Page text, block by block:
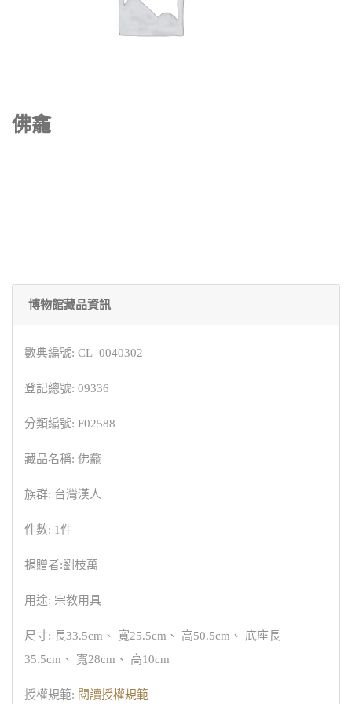
佛龕
博物館藏品資訊
數典編號: CL_0040302
登記總號: 09336
分類編號: F02588
藏品名稱: 佛龕
族群: 台灣漢人
件數: 1件
捐贈者:劉枝萬
用途: 宗教用具
尺寸: 長33.5cm、 寬25.5cm、 高50.5cm、 底座長
35.5cm、 寬28cm、 高10cm
授權規範: 閱讀授權規範